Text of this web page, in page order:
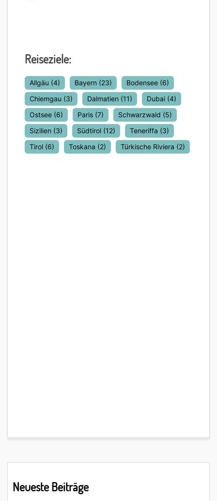
Reiseziele:
Allgäu (4) Bayern (23) Bodensee (6)
Chiemgau (3) Dalmatien (11) Dubai (4)
Ostsee (6) Paris (7) Schwarzwald (5)
Sizilien (3) Südtirol (12) Teneriffa (3)
Tirol (6) Toskana (2) Türkische Riviera (2)
Sidebar
Neueste Beiträge